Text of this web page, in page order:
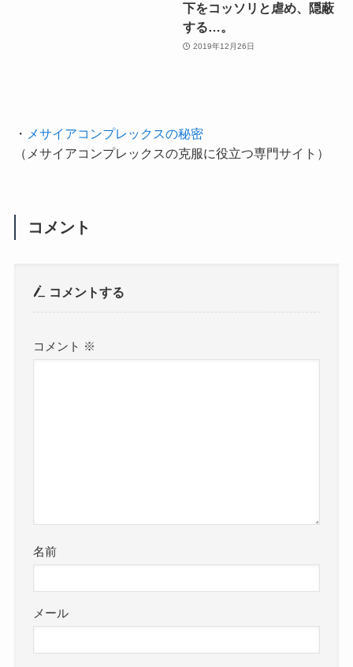
下をコッソリと虐め、隠蔽
する…。
2019年12月26日
・ メサイアコンプレックスの秘密
（メサイアコンプレックスの克服に役立つ専門サイト）
コメント
コメントする
コメント ※
名前
メール